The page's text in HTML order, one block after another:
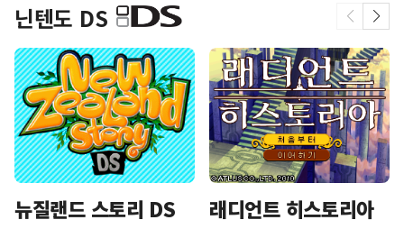
닌텐도 DS
뉴질랜드 스토리 DS 래디언트 히스토리아